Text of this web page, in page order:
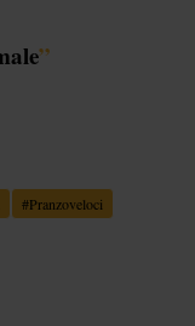
”
#Pranzoveloci